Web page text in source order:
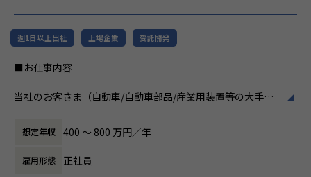
週1日以上出社 上場企業 受託開発
■お仕事内容
当社のお客さま（自動車/自動車部品/産業用装置等の大手メ
を用いた製品・装置等の機構・筐体設計、及び解析業務など
の開発業務に従事していただきます。
例えば、、、
想定年収 400 〜 800 万円／年
雇用形態 正社員